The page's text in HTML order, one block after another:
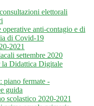
elettorali
anti-contagio e di
di Covid-19
2021
settembre 2020
la Didattica Digitale
piano fermate -
guida
scolastico 2020-2021